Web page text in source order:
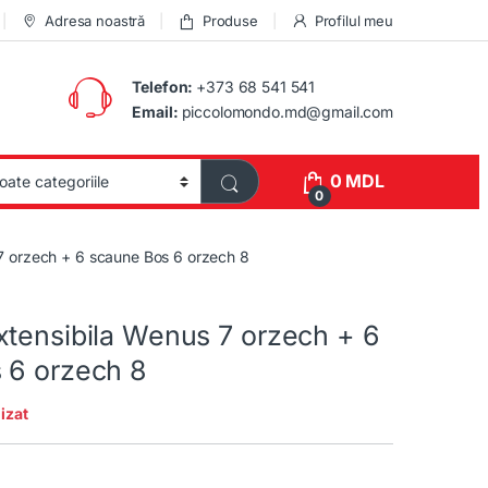
Adresa noastră Produse Profilul meu
Telefon: +373 68 541 541
Email: piccolomondo.md@gmail.com
0
0 MDL
orzech + 6 scaune Bos 6 orzech 8
Wenus 7 orzech + 6
6 orzech 8